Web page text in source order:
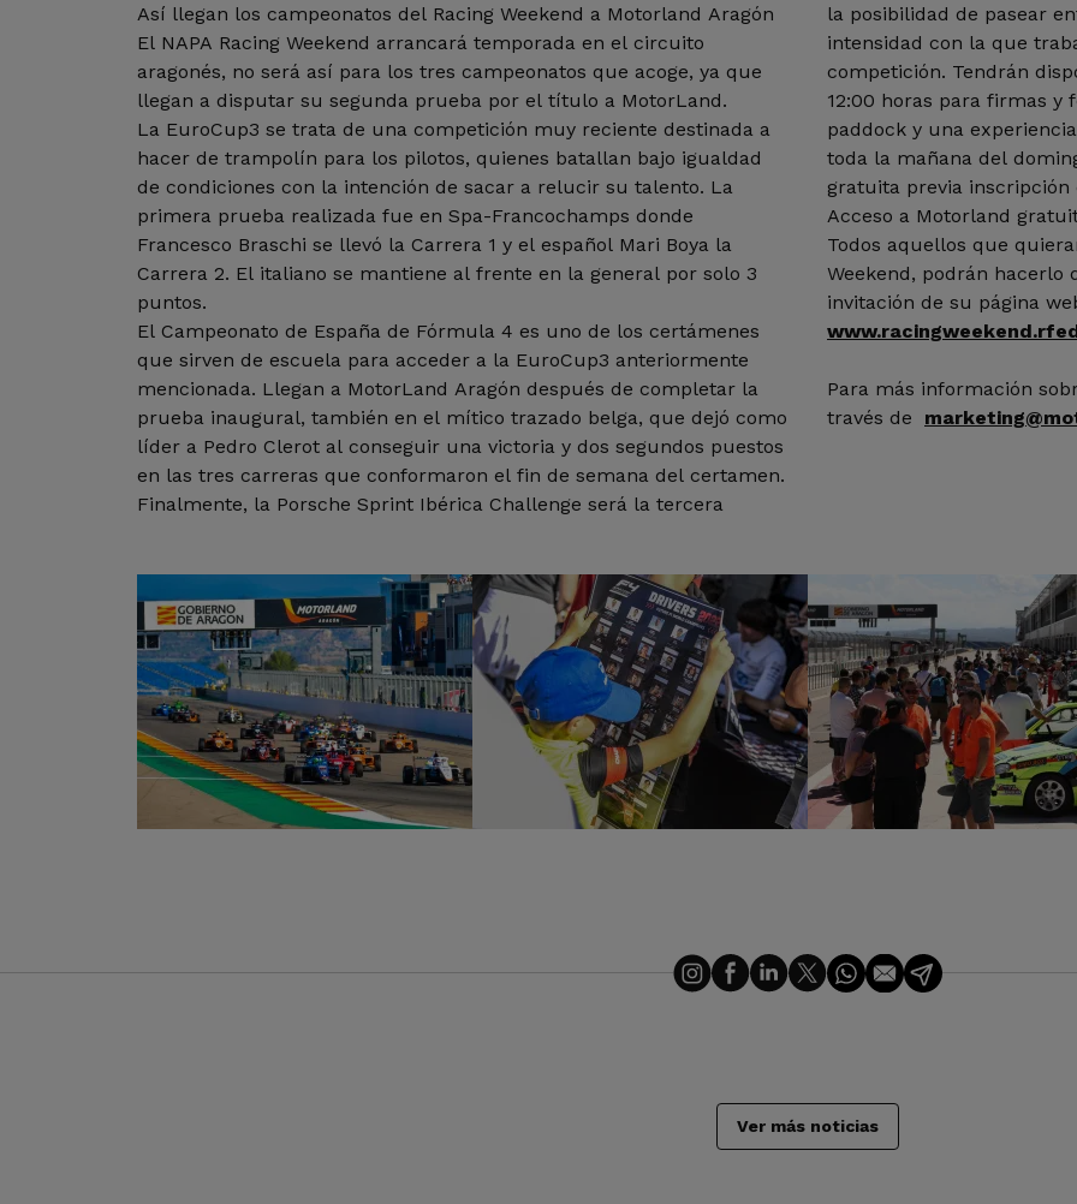
Así llegan los campeonatos del Racing Weekend a Motorland Aragón
El NAPA Racing Weekend arrancará temporada en el circuito
aragonés, no será así para los tres campeonatos que acoge, ya que
llegan a disputar su segunda prueba por el título a MotorLand.
La EuroCup3 se trata de una competición muy reciente destinada a
hacer de trampolín para los pilotos, quienes batallan bajo igualdad
de condiciones con la intención de sacar a relucir su talento. La
primera prueba realizada fue en Spa-Francochamps donde
Francesco Braschi se llevó la Carrera 1 y el español Mari Boya la
Carrera 2. El italiano se mantiene al frente en la general por solo 3
puntos.
El Campeonato de España de Fórmula 4 es uno de los certámenes
que sirven de escuela para acceder a la EuroCup3 anteriormente
mencionada. Llegan a MotorLand Aragón después de completar la
prueba inaugural, también en el mítico trazado belga, que dejó como
líder a Pedro Clerot al conseguir una victoria y dos segundos puestos
en las tres carreras que conformaron el fin de semana del certamen.
Finalmente, la Porsche Sprint Ibérica Challenge será la tercera
la posibilidad de pasear
intensidad con la que
competición. Tendrán
12:00 horas para firmas y
paddock y una
toda la mañana del
gratuita previa
Acceso a Motorland
Todos aquellos que
Weekend, podrán
invitación de su página
Para más información
través de
Ver más noticias